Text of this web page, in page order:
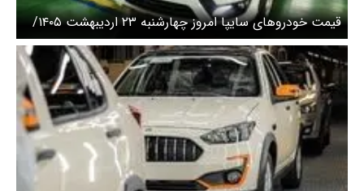
قیمت خودرو‌های سایپا امروز چهارشنبه ۲۳ اردیبهشت ۱۴۰۵/
کوییک امروز چند؟ + جدول